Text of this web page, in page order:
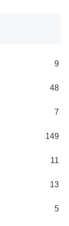
9
48
7
149
11
13
5